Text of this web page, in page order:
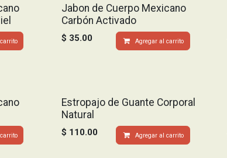
Jabon de Cuerpo Mexicano
Carbón Activado
$ 35.00 Agregar al carrito
Estropajo de Guante Corporal
Natural
$ 110.00 Agregar al carrito